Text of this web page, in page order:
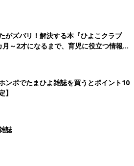
がズバリ！解決する本『ひよこクラブ
～2才になるまで、育児に役立つ情報が
ンポでたまひよ雑誌を買うとポイント10
誌